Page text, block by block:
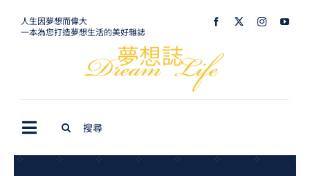
人生因夢想而偉大
一本為您打造夢想生活的美好雜誌
Toggle
Navigation